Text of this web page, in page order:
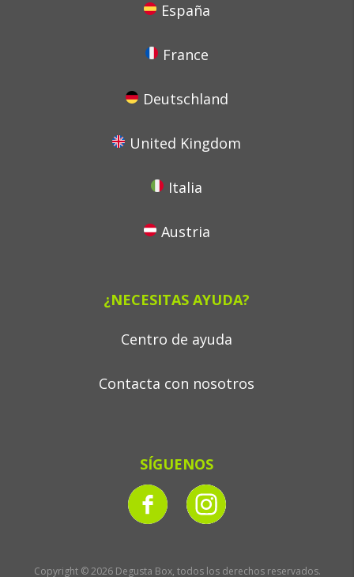
España
France
Deutschland
United Kingdom
Italia
Austria
¿NECESITAS AYUDA?
Centro de ayuda
Contacta con nosotros
SÍGUENOS
Copyright © 2026 Degusta Box, todos los derechos reservados.